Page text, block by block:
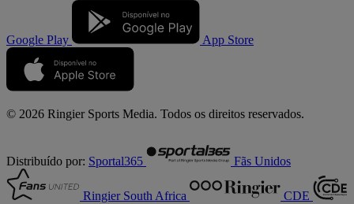
Google Play App Store
© 2026 Ringier Sports Media. Todos os direitos reservados.
Distribuído por: Sportal365 Fãs Unidos
Ringier South Africa CDE